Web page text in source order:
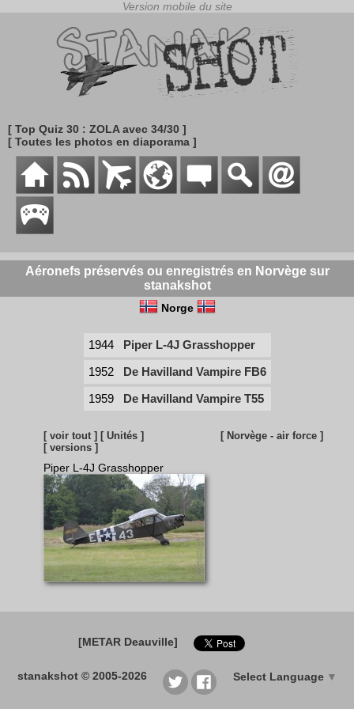
[ Top Quiz 30 : ZOLA avec 34/30 ]
[ Toutes les photos en diaporama ]
Aéronefs préservés ou enregistrés en Norvège sur
stanakshot
Norge
1944
Piper L-4J Grasshopper
1952
De Havilland Vampire FB6
1959
De Havilland Vampire T55
[ voir tout ] [ Unités ]
[ versions ]
Piper L-4J Grasshopper
[ Norvège - air force ]
[METAR Deauville]
stanakshot © 2005-2026 Select Language ▼